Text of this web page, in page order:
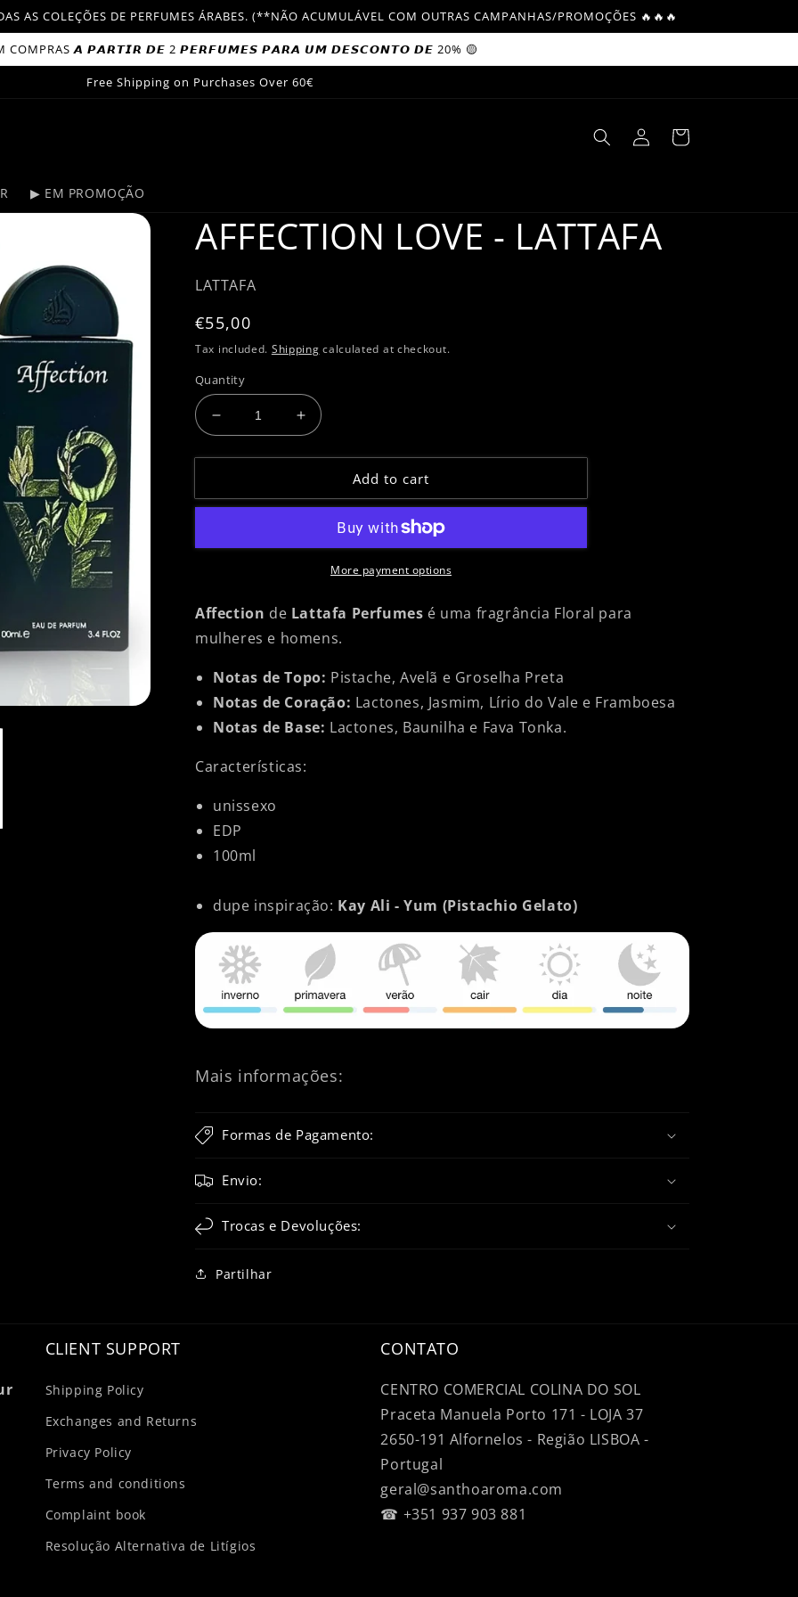
AS COLEÇÕES DE PERFUMES ÁRABES. (**NÃO ACUMULÁVEL COM OUTRAS CAMPANHAS/PROMOÇÕES 🔥🔥🔥
COMPRAS 𝘼 𝙋𝘼𝙍𝙏𝙄𝙍 𝘿𝙀 2 𝙋𝙀𝙍𝙁𝙐𝙈𝙀𝙎 𝙋𝘼𝙍𝘼 𝙐𝙈 𝘿𝙀𝙎𝘾𝙊𝙉𝙏𝙊 𝘿𝙀 20% 🟡
Free Shipping on Purchases Over 60€
▶ EM PROMOÇÃO
Log
in
Cart
AFFECTION LOVE - LATTAFA
LATTAFA
Regular
price
€55,00
Tax included. Shipping calculated at checkout.
Quantity
Decrease
quantity
for
LOVE
Increase
quantity
for
AFFECTION
LOVE
LATTAFA
Add to cart
More payment options
Affection de Lattafa Perfumes é uma fragrância Floral para
mulheres e homens.
Notas de Topo: Pistache, Avelã e Groselha Preta
Notas de Coração: Lactones, Jasmim, Lírio do Vale e Framboesa
Notas de Base: Lactones, Baunilha e Fava Tonka.
Características:
unissexo
EDP
100ml
dupe inspiração: Kay Ali - Yum (Pistachio Gelato)
Mais informações:
Formas de Pagamento:
Envio:
Trocas e Devoluções:
Partilhar
CLIENT SUPPORT
Shipping Policy
Exchanges and Returns
Privacy Policy
Terms and conditions
Complaint book
Resolução Alternativa de Litígios
CONTATO
CENTRO COMERCIAL COLINA DO SOL
Praceta Manuela Porto 171 - LOJA 37
2650-191 Alfornelos - Região LISBOA -
Portugal
geral@santhoaroma.com
☎ +351 937 903 881